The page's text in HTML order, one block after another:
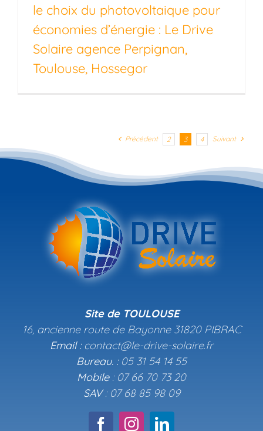
le choix du photovoltaique pour
économies d’énergie : Le Drive
Solaire agence Perpignan,
Toulouse, Hossegor
Précédent 2 3 4 Suivant
Site de TOULOUSE
16, ancienne route de Bayonne 31820 PIBRAC
Email :contact@le-drive-solaire.fr
Bureau. :05 31 54 14 55
Mobile: 07 66 70 73 20
SAV: 07 68 85 98 09